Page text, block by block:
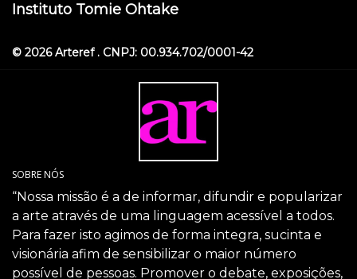
Instituto Tomie Ohtake
© 2026 Arteref . CNPJ: 00.934.702/0001-42
SOBRE NÓS
“Nossa missão é a de informar, difundir e popularizar
a arte através de uma linguagem acessível a todos.
Para fazer isto agimos de forma integra, sucinta e
visionária afim de sensibilizar o maior número
possível de pessoas. Promover o debate, exposições,